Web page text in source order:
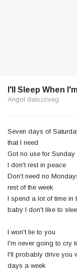
I'll Sleep When
Angol dalszöveg
Seven days of
that I need
Got no use for Sunday
I don't rest in peace
Don't need no
rest of the week
I spend a lot of time in
baby I don't like to
I won't lie to you
I'm never going to cry
I'll probably drive you
days a week